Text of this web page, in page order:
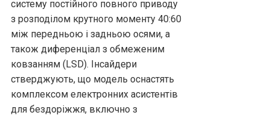
систему постійного повного приводу
з розподілом крутного моменту 40:60
між передньою і задньою осями, а
також диференціал з обмеженим
ковзанням (LSD). Інсайдери
стверджують, що модель оснастять
комплексом електронних асистентів
для бездоріжжя, включно з